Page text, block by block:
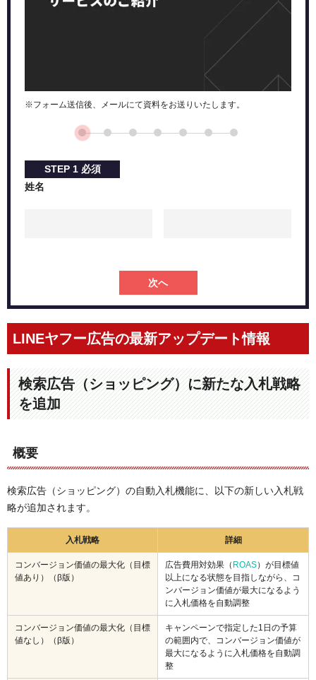
※フォーム送信後、メールにて資料をお送りいたします。
STEP 1 必須
姓名
次へ
LINEヤフー広告の最新アップデート情報
検索広告（ショッピング）に新たな入札戦略
を追加
概要
検索広告（ショッピング）の自動入札機能に、以下の新しい入札戦
略が追加されます。
入札戦略 詳細
コンバージョン価値の最大化（目標
値あり）（β版）
広告費用対効果（ ROAS）が目標値
以上になる状態を目指しながら、コ
ンバージョン価値が最大になるよう
に入札価格を自動調整
コンバージョン価値の最大化（目標
値なし）（β版）
キャンペーンで指定した1日の予算
の範囲内で、コンバージョン価値が
最大になるように入札価格を自動調
整